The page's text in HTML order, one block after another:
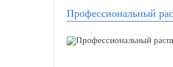
Профессиональный